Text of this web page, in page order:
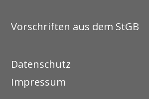
Vorschriften aus dem StGB
Datenschutz
Impressum